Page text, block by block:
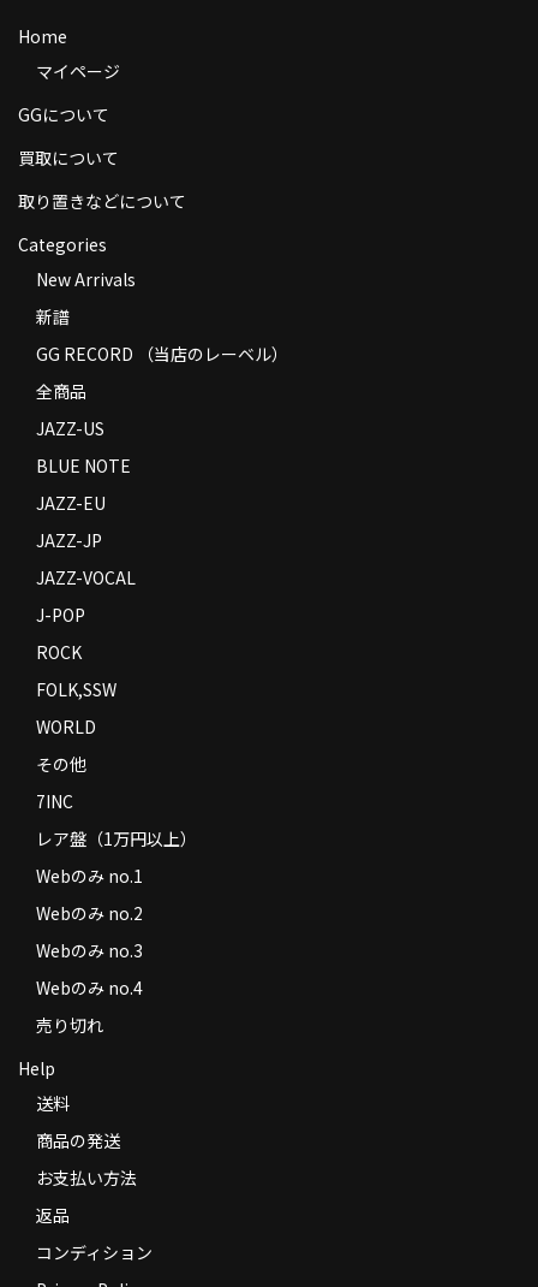
J-POP
ROCK
FOLK,SSW
WORLD
7INC
レア盤（1万円以上）
Webのみ no.1
Webのみ no.2
Webのみ no.3
Webのみ no.4
売り切れ
送料
商品の発送
返品
コンディション
特定商取引法に基づく表示
Contact
Home
マイページ
GGについて
買取について
取り置きなどについて
Categories
New Arrivals
新譜
GG RECORD （当店のレーベル）
全商品
JAZZ-US
BLUE NOTE
JAZZ-EU
JAZZ-JP
JAZZ-VOCAL
J-POP
ROCK
FOLK,SSW
WORLD
その他
7INC
レア盤（1万円以上）
Webのみ no.1
Webのみ no.2
Webのみ no.3
Webのみ no.4
売り切れ
Help
送料
商品の発送
お支払い方法
返品
コンディション